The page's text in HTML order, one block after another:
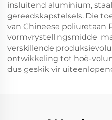
insluitend aluminium,
gereedskapstelsels. Die
van Chineese poliuretaan
vormvrystellingsmiddel
verskillende
ontwikkeling tot hoë-
dus geskik vir